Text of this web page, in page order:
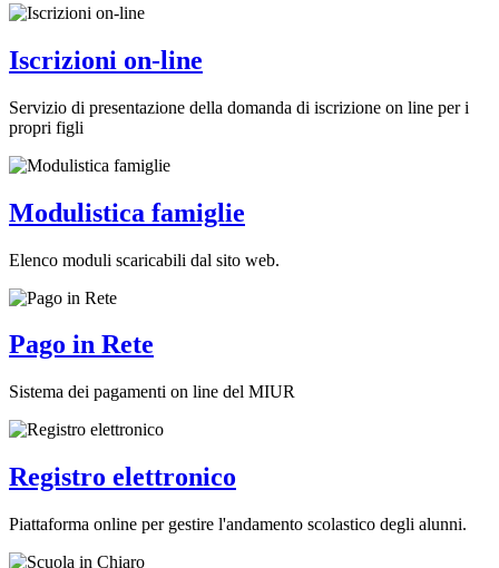
Iscrizioni on-line
Servizio di presentazione della domanda di iscrizione on line per i
propri figli
Modulistica famiglie
Elenco moduli scaricabili dal sito web.
Pago in Rete
Sistema dei pagamenti on line del MIUR
Registro elettronico
Piattaforma online per gestire l'andamento scolastico degli alunni.